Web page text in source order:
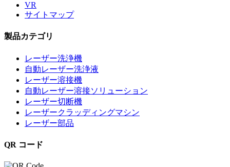
VR
サイトマップ
製品カテゴリ
レーザー洗浄機
自動レーザー洗浄液
レーザー溶接機
自動レーザー溶接ソリューション
レーザー切断機
レーザークラッディングマシン
レーザー部品
QR コード